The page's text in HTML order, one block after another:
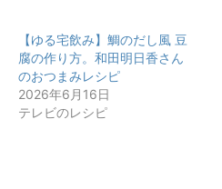
【ゆる宅飲み】鯛のだし風 豆
腐の作り方。和田明日香さん
のおつまみレシピ
2026年6月16日
テレビのレシピ